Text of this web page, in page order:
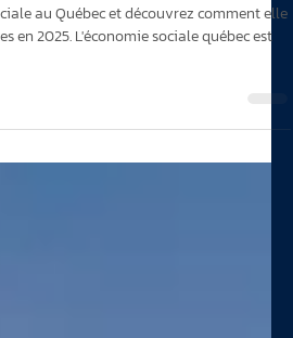
: l’une des stratégies
à explorer